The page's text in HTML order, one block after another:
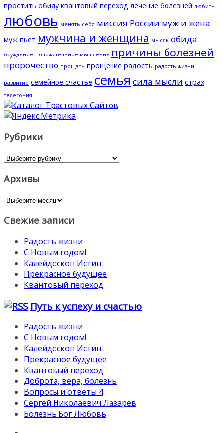
простить обиду квантовый переход лечение болезней любить
любовь менять себя миссия России муж и жена
муж пьет мужчина и женщина мысль обида
осуждение положительное мышление причины болезней
пророчество прощать прощение радость радость жизни
развитие семейное счастье семья сила мысли страх
телегония
Рубрики
Рубрики
Архивы
Архивы
Свежие записи
Радость жизни
С Новым годом!
Калейдоскоп Истин
Прекрасное будущее
Квантовый переход
Путь к успеху и счастью
Радость жизни
С Новым годом!
Калейдоскоп Истин
Прекрасное будущее
Квантовый переход
Доброта, вера, болезнь
Вопросы и ответы 4
Сергей Николаевич Лазарев
Болезнь Бог Любовь